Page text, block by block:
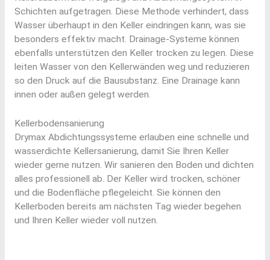
Schichten aufgetragen. Diese Methode verhindert, dass
Wasser überhaupt in den Keller eindringen kann, was sie
besonders effektiv macht. Drainage-Systeme können
ebenfalls unterstützen den Keller trocken zu legen. Diese
leiten Wasser von den Kellerwänden weg und reduzieren
so den Druck auf die Bausubstanz. Eine Drainage kann
innen oder außen gelegt werden.
Kellerbodensanierung
Drymax Abdichtungssysteme erlauben eine schnelle und
wasserdichte Kellersanierung, damit Sie Ihren Keller
wieder gerne nutzen. Wir sanieren den Boden und dichten
alles professionell ab. Der Keller wird trocken, schöner
und die Bodenfläche pflegeleicht. Sie können den
Kellerboden bereits am nächsten Tag wieder begehen
und Ihren Keller wieder voll nutzen.